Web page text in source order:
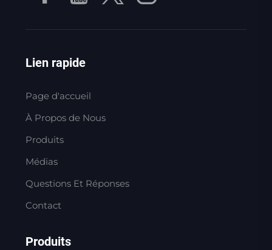
Lien rapide
Page d'accueil
À Propos de Nous
Produits
Médias
Questions Et Réponses
Contact
Produits